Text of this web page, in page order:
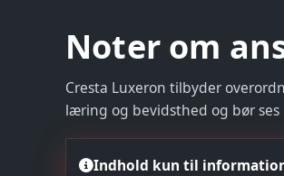
Noter om
Cresta Luxeron tilbyder
læring og bevidsthed og bør
Indhold kun til